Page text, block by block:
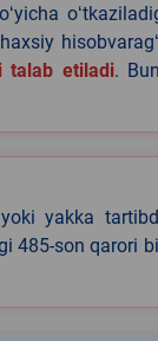
talab etiladi.
yakka
485-son qarori